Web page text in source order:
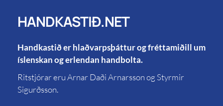
HANDKASTIÐ.NET
Handkastið er hlaðvarpsþáttur og fréttamiðill um
íslenskan og erlendan handbolta.
Ritstjórar eru Arnar Daði Arnarsson og Styrmir
Sigurðsson.